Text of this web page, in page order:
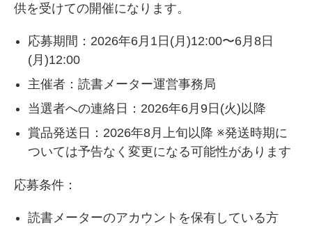
供を受けての開催になります。
応募期間：2026年6月1日(月)12:00〜6月8日
(月)12:00
主催者：読書メーター運営事務局
当選者への連絡日：2026年6月9日(火)以降
賞品発送日：2026年8月上旬以降 ※発送時期に
ついては予告なく変更になる可能性があります
応募条件：
読書メーターのアカウントを保有している方